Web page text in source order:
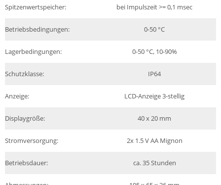
Spitzenwertspeicher: bei Impulszeit >= 0,1 msec
Betriebsbedingungen: 0-50 °C
Lagerbedingungen: 0-50 °C, 10-90%
Schutzklasse: IP64
Anzeige: LCD-Anzeige 3-stellig
Displaygröße: 40 x 20 mm
Stromversorgung: 2x 1.5 V AA Mignon
Betriebsdauer: ca. 35 Stunden